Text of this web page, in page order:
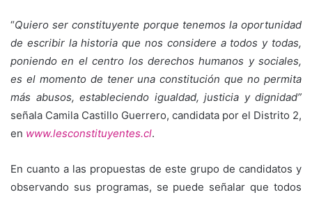
“Quiero ser constituyente porque tenemos la oportunidad
de escribir la historia que nos considere a todos y todas,
poniendo en el centro los derechos humanos y sociales,
es el momento de tener una constitución que no permita
más abusos, estableciendo igualdad, justicia y dignidad”
señala Camila Castillo Guerrero, candidata por el Distrito 2,
en www.lesconstituyentes.cl.
En cuanto a las propuestas de este grupo de candidatos y
observando sus programas, se puede señalar que todos